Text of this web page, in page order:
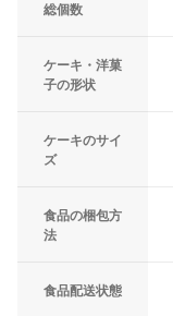
総個数
ケーキ・洋菓
子の形状
ケーキのサイ
ズ
食品の梱包方
法
食品配送状態